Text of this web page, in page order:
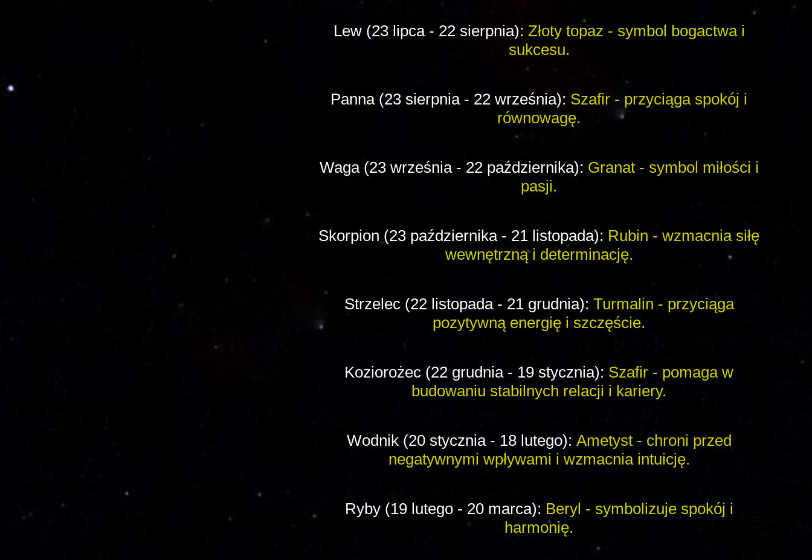
Lew (23 lipca - 22 sierpnia): Złoty topaz - symbol bogactwa i
sukcesu.
Panna (23 sierpnia - 22 września): Szafir - przyciąga spokój i
równowagę.
Waga (23 września - 22 października): Granat - symbol miłości i
pasji.
Skorpion (23 października - 21 listopada): Rubin - wzmacnia siłę
wewnętrzną i determinację.
Strzelec (22 listopada - 21 grudnia): Turmalin - przyciąga
pozytywną energię i szczęście.
Koziorożec (22 grudnia - 19 stycznia): Szafir - pomaga w
budowaniu stabilnych relacji i kariery.
Wodnik (20 stycznia - 18 lutego): Ametyst - chroni przed
negatywnymi wpływami i wzmacnia intuicję.
Ryby (19 lutego - 20 marca): Beryl - symbolizuje spokój i
harmonię.